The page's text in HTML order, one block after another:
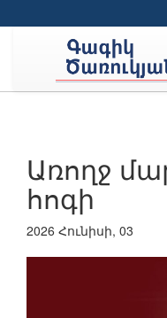
Առողջ
հոգի
2026 Հունիսի, 03